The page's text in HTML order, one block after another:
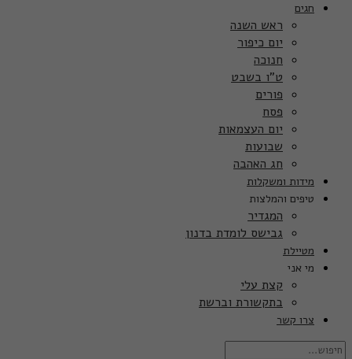
חגים
ראש השנה
יום כיפור
חנוכה
ט”ו בשבט
פורים
פסח
יום העצמאות
שבועות
חג האהבה
מידות ומשקלות
טיפים והמלצות
המגדיר
גבישס לומדת בדנון
מטיילת
מי אני
קצת עלי
בתקשורת וברשת
צרו קשר